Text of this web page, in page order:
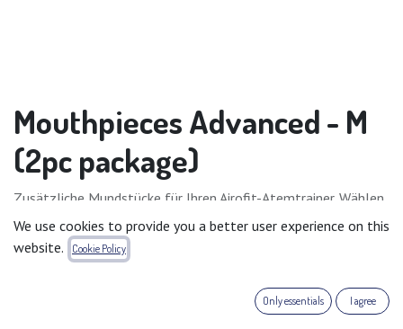
Mouthpieces Advanced - M
(2pc package)
Zusätzliche Mundstücke für Ihren Airofit-Atemtrainer. Wählen
Sie den Typ, der am besten zu Ihren Vorlieben passt! Manche
bevorzugen die einfache Version, während andere den Trainer
mit der fortgeschrittenen Variante gerne zwischen den
Bitte beachten Sie: verpackt pro 2x Mundstücke der von Ihnen
We use cookies to provide you a better user experience on this
website.
Cookie Policy
Only essentials I agree